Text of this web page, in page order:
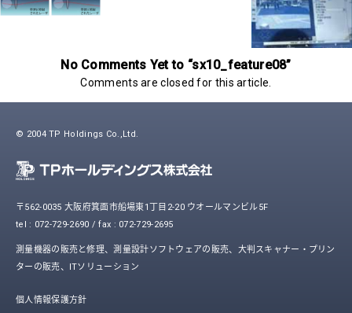
No Comments Yet to “sx10_feature08”
Comments are closed for this article.
© 2004 TP Holdings Co.,Ltd.
〒562-0035 大阪府箕面市船場東1丁目2-20 ウオールマンビル5F
tel : 072-729-2690 / fax : 072-729-2695
測量機器の販売と修理、測量設計ソフトウェアの販売、大判スキャナー・プリン
ターの販売、ITソリューション
個人情報保護方針